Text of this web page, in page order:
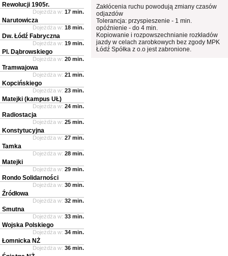
Zakłócenia ruchu powodują zmiany czasów
odjazdów
Tolerancja: przyspieszenie - 1 min.
opóźnienie - do 4 min.
Kopiowanie i rozpowszechnianie rozkładów
jazdy w celach zarobkowych bez zgody MPK
Łódź Spółka z o.o jest zabronione.
Rewolucji 1905r.
Dojeżdża w: 17 min.
Narutowicza
Dojeżdża w: 18 min.
Dw. Łódź Fabryczna
Dojeżdża w: 19 min.
Pl. Dąbrowskiego
Dojeżdża w: 20 min.
Tramwajowa
Dojeżdża w: 21 min.
Kopcińskiego
Dojeżdża w: 23 min.
Matejki (kampus UŁ)
Dojeżdża w: 24 min.
Radiostacja
Dojeżdża w: 25 min.
Konstytucyjna
Dojeżdża w: 27 min.
Tamka
Dojeżdża w: 28 min.
Matejki
Dojeżdża w: 29 min.
Rondo Solidarności
Dojeżdża w: 30 min.
Źródłowa
Dojeżdża w: 32 min.
Smutna
Dojeżdża w: 33 min.
Wojska Polskiego
Dojeżdża w: 34 min.
Łomnicka NŻ
Dojeżdża w: 36 min.